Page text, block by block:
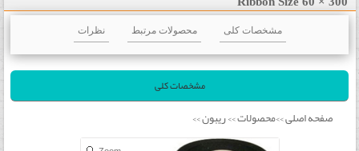
مشخصات کلی محصولات مرتبط نظرات
مشخصات کلی
صفحه اصلی>>محصولات>>ریبون>>